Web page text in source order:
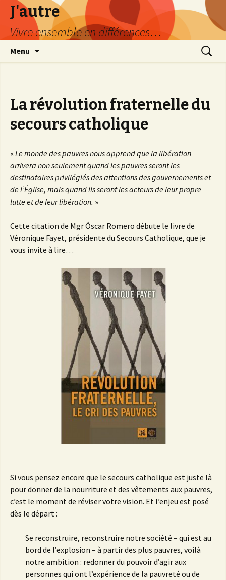
J'autre
Vivre ensemble en différences…
Menu
La révolution fraternelle du
secours catholique
« Le monde des pauvres nous apprend que la libération
arrivera non seulement quand les pauvres seront les
destinataires privilégiés des attentions des gouvernements et
de l’Église, mais quand ils seront les acteurs de leur propre
lutte et de leur libération. »
Cette citation de Mgr Óscar Romero débute le livre de
Véronique Fayet, présidente du Secours Catholique, que je
vous invite à lire…
Si vous pensez encore que le secours catholique est juste là
pour donner de la nourriture et des vêtements aux pauvres,
c’est le moment de réviser votre vision. Et l’enjeu est posé
dès le départ :
Se reconstruire, reconstruire notre société – qui est au
bord de l’explosion – à partir des plus pauvres, voilà
notre ambition : redonner du pouvoir d’agir aux
personnes qui ont l’expérience de la pauvreté ou de